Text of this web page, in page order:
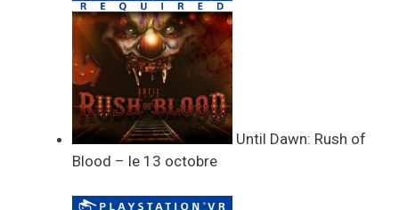
Until Dawn: Rush of
Blood – le 13 octobre